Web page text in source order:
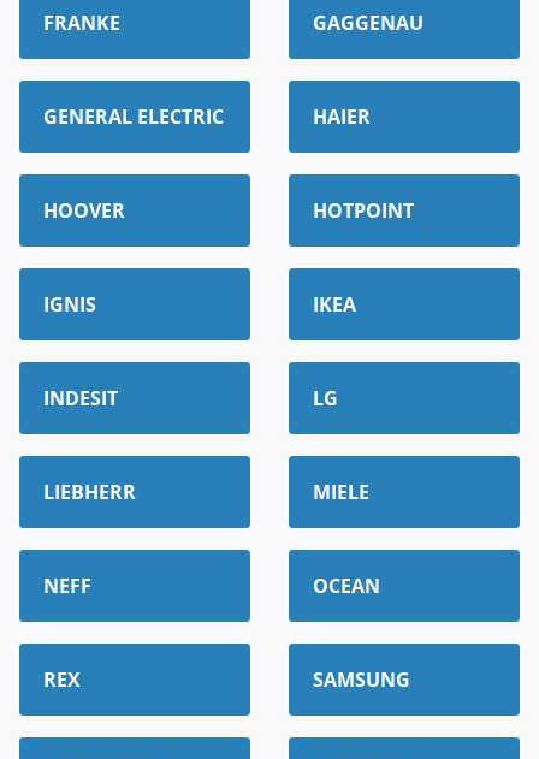
FRANKE GAGGENAU
GENERAL ELECTRIC HAIER
HOOVER HOTPOINT
IGNIS IKEA
INDESIT LG
LIEBHERR MIELE
NEFF OCEAN
REX SAMSUNG